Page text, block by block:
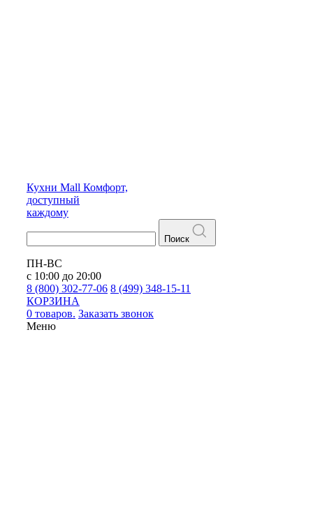
Кухни Mall Комфорт,
доступный
каждому
Поиск
ПН-ВС
с 10:00 до 20:00
8 (800) 302-77-06 8 (499) 348-15-11
КОРЗИНА
0 товаров. Заказать звонок
Меню